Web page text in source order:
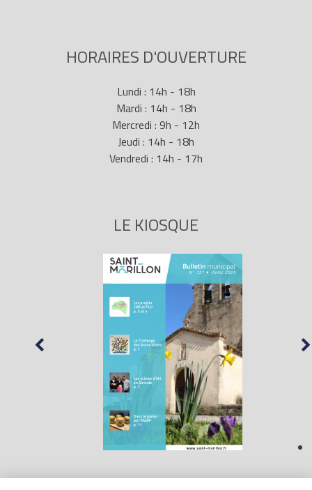
HORAIRES D'OUVERTURE
Lundi : 14h - 18h
Mardi : 14h - 18h
Mercredi : 9h - 12h
Jeudi : 14h - 18h
Vendredi : 14h - 17h
LE KIOSQUE